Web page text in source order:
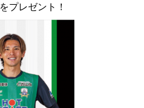
をプレゼント！